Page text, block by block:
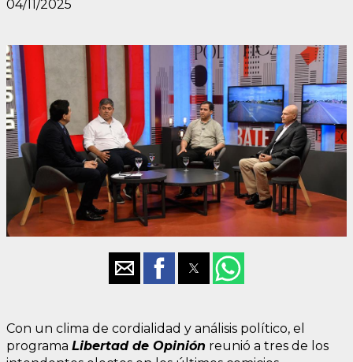
04/11/2025
Con un clima de cordialidad y análisis político, el
programa Libertad de Opinión reunió a tres de los